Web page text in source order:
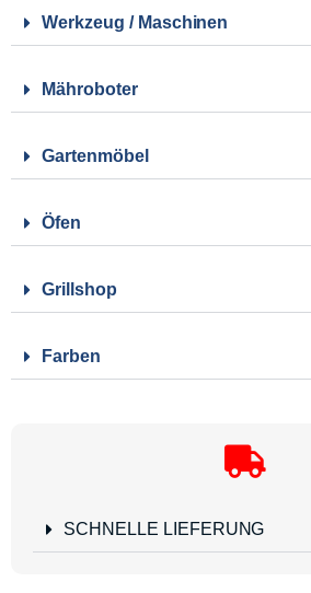
Werkzeug / Maschinen
Mähroboter
Gartenmöbel
Öfen
Grillshop
Farben
SCHNELLE LIEFERUNG